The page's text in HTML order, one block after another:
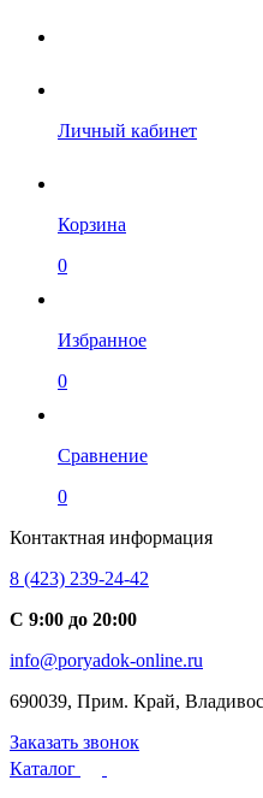
Личный кабинет
Корзина
0
Избранное
0
Сравнение
0
Контактная информация
8 (423) 239-24-42
С 9:00 до 20:00
info@poryadok-online.ru
690039, Прим. Край,
Заказать звонок
Каталог